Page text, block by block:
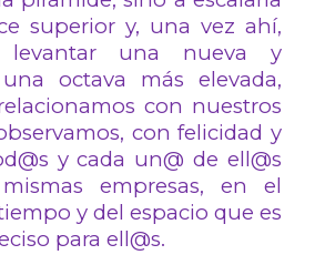
superior y, una vez ahí,
levantar una nueva y
octava más elevada,
con nuestros
con felicidad y
y cada un@ de ell@s
empresas, en el
y del espacio que es
para ell@s.